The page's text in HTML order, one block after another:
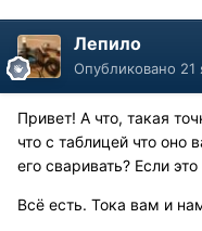
Лепило
Опубликовано 21
Привет! А что, такая
что с таблицей что оно
его сваривать? Если
Всё есть. Тока вам и